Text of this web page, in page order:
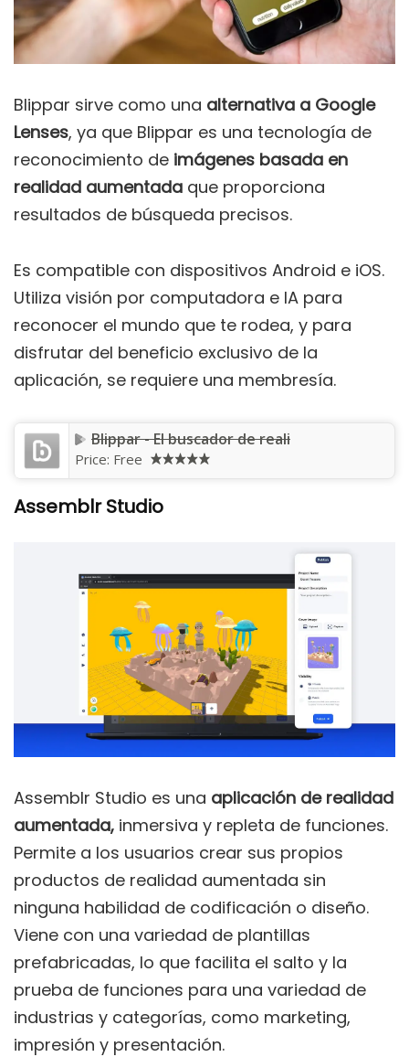
Blippar sirve como una alternativa a Google
Lenses, ya que Blippar es una tecnología de
reconocimiento de imágenes basada en
realidad aumentada que proporciona
resultados de búsqueda precisos.
Es compatible con dispositivos Android e iOS.
Utiliza visión por computadora e IA para
reconocer el mundo que te rodea, y para
disfrutar del beneficio exclusivo de la
aplicación, se requiere una membresía.
Blippar - El buscador de reali
Price: Free
Assemblr Studio
Assemblr Studio es una aplicación de realidad
aumentada, inmersiva y repleta de funciones.
Permite a los usuarios crear sus propios
productos de realidad aumentada sin
ninguna habilidad de codificación o diseño.
Viene con una variedad de plantillas
prefabricadas, lo que facilita el salto y la
prueba de funciones para una variedad de
industrias y categorías, como marketing,
impresión y presentación.